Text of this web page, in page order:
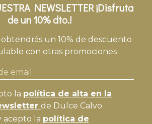
NEWSLETTER ¡Disfruta
de un 10% dto.!
un 10% de descuento
con otras promociones
la política de alta en la
de Dulce Calvo.
acepto la política de